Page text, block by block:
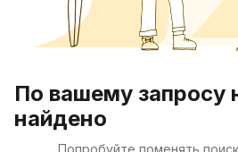
По вашему запросу
найдено
Попробуйте поменять